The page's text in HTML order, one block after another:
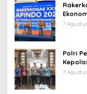
7
Polri
7